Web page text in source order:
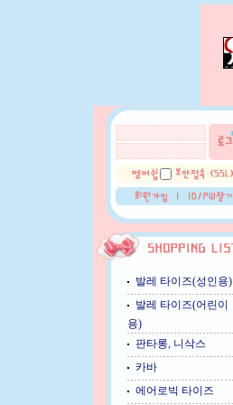
발레 타이즈(성인용)
발레 타이즈(어린이
용)
판타롱, 니삭스
카바
에어로빅 타이즈